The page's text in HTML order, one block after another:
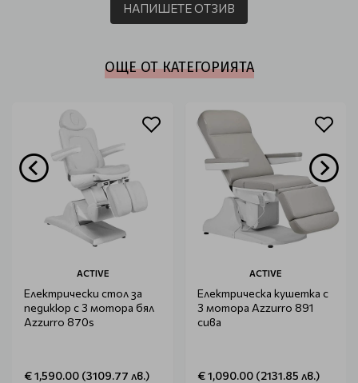
НАПИШЕТЕ ОТЗИВ
ОЩЕ ОТ КАТЕГОРИЯТА
ACTIVE
Електрически стол за
педикюр с 3 мотора бял
Azzurro 870s
€ 1,590.00 (3109.77 лв.)
ACTIVE
Електрическа кушетка с
3 мотора Azzurro 891
сива
€ 1,090.00 (2131.85 лв.)